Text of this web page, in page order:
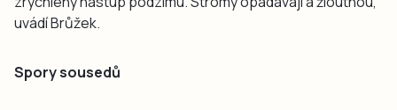
uvádí Brůžek.
Spory sousedů